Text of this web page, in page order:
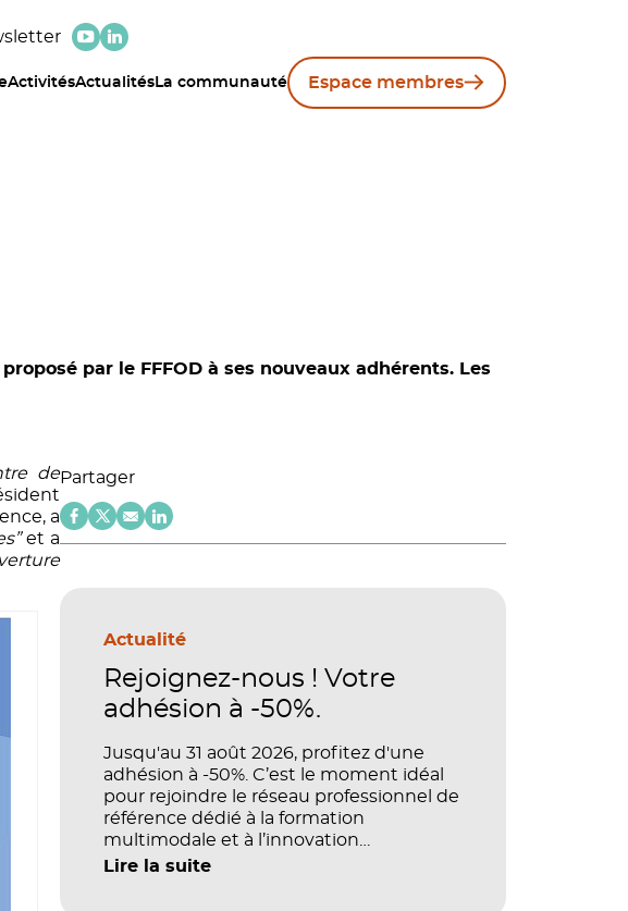
ActivitésActualités La communauté Espace membres
par le FFFOD à ses nouveaux adhérents. Les
de
a
et a
Partager
Actualité
Rejoignez-nous ! Votre
adhésion à -50%.
Jusqu'au 31 août 2026, profitez d'une
adhésion à -50%. C’est le moment idéal
pour rejoindre le réseau professionnel de
référence dédié à la formation
multimodale et à l’innovation
pédagogique.
Lire la suite